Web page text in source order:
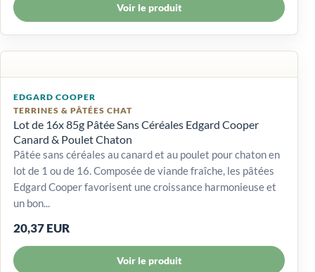
Voir le produit
EDGARD COOPER
TERRINES & PÂTÉES CHAT
Lot de 16x 85g Pâtée Sans Céréales Edgard Cooper
Canard & Poulet Chaton
Pâtée sans céréales au canard et au poulet pour chaton en
lot de 1 ou de 16. Composée de viande fraîche, les pâtées
Edgard Cooper favorisent une croissance harmonieuse et
un bon...
20,37 EUR
Voir le produit